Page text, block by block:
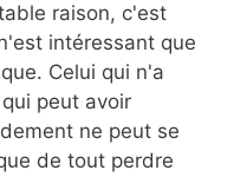
raison, c'est
intéressant que
Celui qui n'a
peut avoir
ne peut se
de tout perdre